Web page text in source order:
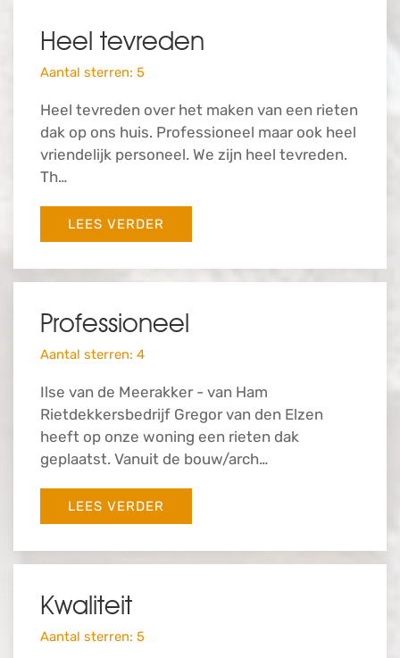
Heel tevreden
Aantal sterren: 5
Heel tevreden over het maken van een rieten
dak op ons huis. Professioneel maar ook heel
vriendelijk personeel. We zijn heel tevreden.
Th…
LEES VERDER
Professioneel
Aantal sterren: 4
Ilse van de Meerakker - van Ham
Rietdekkersbedrijf Gregor van den Elzen
heeft op onze woning een rieten dak
geplaatst. Vanuit de bouw/arch…
LEES VERDER
Kwaliteit
Aantal sterren: 5